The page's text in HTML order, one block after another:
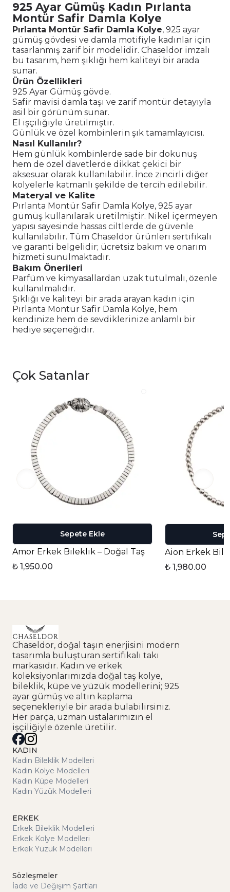
925 Ayar Gümüş Kadın Pırlanta
Montür Safir Damla Kolye
Pırlanta Montür Safir Damla Kolye, 925 ayar
gümüş gövdesi ve damla motifiyle kadınlar için
tasarlanmış zarif bir modelidir. Chaseldor imzalı
bu tasarım, hem şıklığı hem kaliteyi bir arada
sunar.
Ürün Özellikleri
925 Ayar Gümüş gövde.
Safir mavisi damla taşı ve zarif montür detayıyla
asil bir görünüm sunar.
El işçiliğiyle üretilmiştir.
Günlük ve özel kombinlerin şık tamamlayıcısı.
Nasıl Kullanılır?
Hem günlük kombinlerde sade bir dokunuş
hem de özel davetlerde dikkat çekici bir
aksesuar olarak kullanılabilir. İnce zincirli diğer
kolyelerle katmanlı şekilde de tercih edilebilir.
Materyal ve Kalite
Pırlanta Montür Safir Damla Kolye, 925 ayar
gümüş kullanılarak üretilmiştir. Nikel içermeyen
yapısı sayesinde hassas ciltlerde de güvenle
kullanılabilir. Tüm Chaseldor ürünleri sertifikalı
ve garanti belgelidir; ücretsiz bakım ve onarım
hizmeti sunulmaktadır.
Bakım Önerileri
Parfüm ve kimyasallardan uzak tutulmalı, özenle
kullanılmalıdır.
Şıklığı ve kaliteyi bir arada arayan kadın için
Pırlanta Montür Safir Damla Kolye, hem
kendinize hem de sevdiklerinize anlamlı bir
hediye seçeneğidir.
Çok Satanlar
Sepete Ekle
Amor Erkek Bileklik – Doğal Taş
₺ 1,950.00
Aion Erkek
₺ 1,980.00
Chaseldor, doğal taşın enerjisini modern
tasarımla buluşturan sertifikalı takı
markasıdır. Kadın ve erkek
koleksiyonlarımızda doğal taş kolye,
bileklik, küpe ve yüzük modellerini; 925
ayar gümüş ve altın kaplama
seçenekleriyle bir arada bulabilirsiniz.
Her parça, uzman ustalarımızın el
işçiliğiyle özenle üretilir.
KADIN
Kadın Bileklik Modelleri
Kadın Kolye Modelleri
Kadın Küpe Modelleri
Kadın Yüzük Modelleri
ERKEK
Erkek Bileklik Modelleri
Erkek Kolye Modelleri
Erkek Yüzük Modelleri
Sözleşmeler
İade ve Değişim Şartları